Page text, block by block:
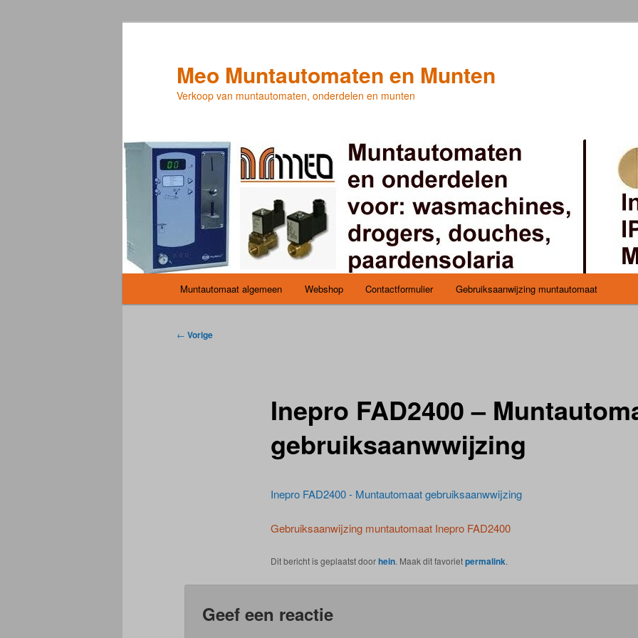
Meo Muntautomaten en Munten
Verkoop van muntautomaten, onderdelen en munten
Muntautomaat algemeen Webshop Contactformulier Gebruiksaanwijzing muntautomaat
Bericht
← Vorige
Inepro FAD2400 –
gebruiksaanwwijzing
Inepro FAD2400 - Muntautomaat gebruiksaanwwijzing
Gebruiksaanwijzing muntautomaat Inepro FAD2400
Dit bericht is geplaatst doorhein. Maak dit favorietpermalink.
Geef een reactie